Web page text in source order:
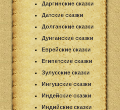
Даргинские сказки
Датские сказки
Долганские сказки
Дунганские сказки
Еврейские сказки
Египетские сказки
Зулусские сказки
Ингушские сказки
Индейские сказки
Индийские сказки